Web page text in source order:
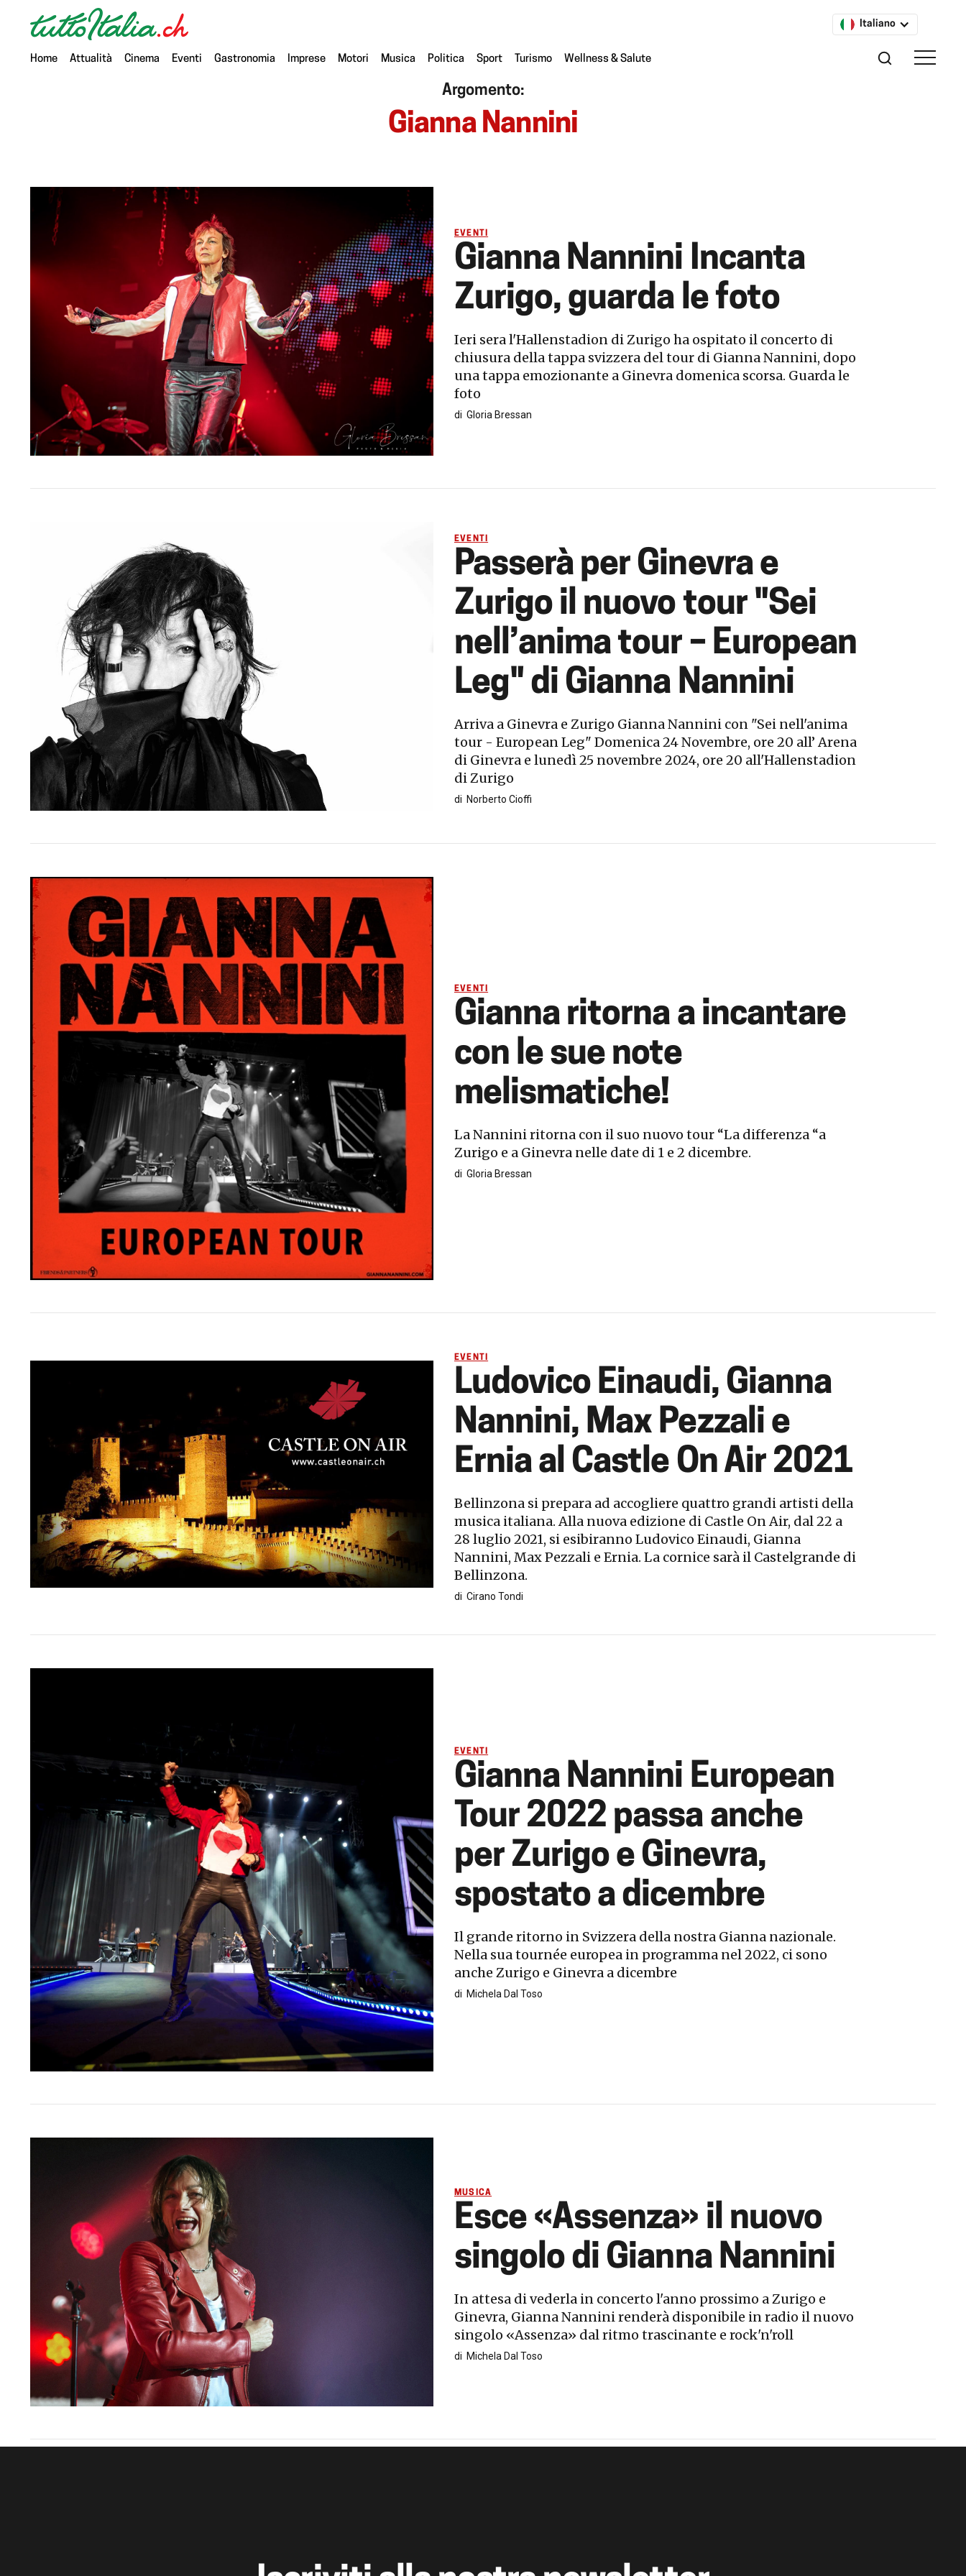
Italiano
Home Attualità Cinema Eventi Gastronomia Imprese Motori Musica Politica Sport Turismo Wellness & Salute
Argomento:
Gianna Nannini
EVENTI
Gianna Nannini Incanta
Zurigo, guarda le foto
Ieri sera l'Hallenstadion di Zurigo ha ospitato il concerto di
chiusura della tappa svizzera del tour di Gianna Nannini, dopo
una tappa emozionante a Ginevra domenica scorsa. Guarda le
foto
di Gloria Bressan
EVENTI
Passerà per Ginevra e
Zurigo il nuovo tour "Sei
nell’anima tour – European
Leg" di Gianna Nannini
Arriva a Ginevra e Zurigo Gianna Nannini con "Sei nell'anima
tour - European Leg" Domenica 24 Novembre, ore 20 all’ Arena
di Ginevra e lunedì 25 novembre 2024, ore 20 all'Hallenstadion
di Zurigo
di Norberto Cioffi
EVENTI
Gianna ritorna a incantare
con le sue note
melismatiche!
La Nannini ritorna con il suo nuovo tour “La differenza “a
Zurigo e a Ginevra nelle date di 1 e 2 dicembre.
di Gloria Bressan
EVENTI
Ludovico Einaudi, Gianna
Nannini, Max Pezzali e
Ernia al Castle On Air 2021
Bellinzona si prepara ad accogliere quattro grandi artisti della
musica italiana. Alla nuova edizione di Castle On Air, dal 22 a
28 luglio 2021, si esibiranno Ludovico Einaudi, Gianna
Nannini, Max Pezzali e Ernia. La cornice sarà il Castelgrande di
Bellinzona.
di Cirano Tondi
EVENTI
Gianna Nannini European
Tour 2022 passa anche
per Zurigo e Ginevra,
spostato a dicembre
Il grande ritorno in Svizzera della nostra Gianna nazionale.
Nella sua tournée europea in programma nel 2022, ci sono
anche Zurigo e Ginevra a dicembre
di Michela Dal Toso
MUSICA
Esce «Assenza» il nuovo
singolo di Gianna Nannini
In attesa di vederla in concerto l'anno prossimo a Zurigo e
Ginevra, Gianna Nannini renderà disponibile in radio il nuovo
singolo «Assenza» dal ritmo trascinante e rock'n'roll
di Michela Dal Toso